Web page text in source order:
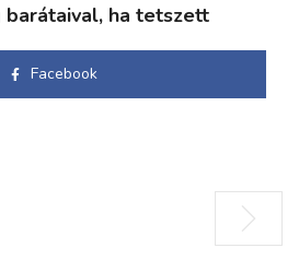
barátaival, ha tetszett
Facebook